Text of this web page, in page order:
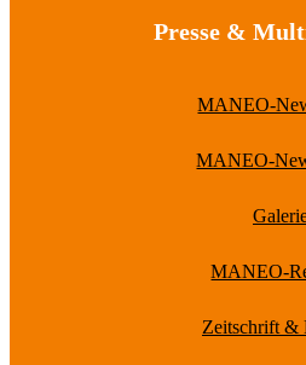
Presse &
MANEO-
MANEO-
MANEO-
Zeitschrift &